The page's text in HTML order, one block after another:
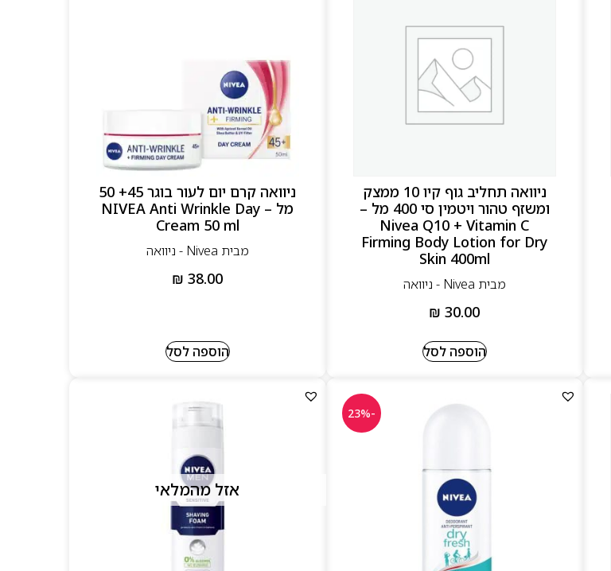
ניוואה תחליב גוף קיו 10 ממצק
ומשזף טהור ויטמין סי 400 מל –
Nivea Q10 + Vitamin C
Firming Body Lotion for Dry
Skin 400ml
מבית Nivea - ניוואה
₪ 30.00
הוספה לסל
ניוואה קרם יום לעור בוגר 45+ 50
מל – NIVEA Anti Wrinkle Day
Cream 50 ml
מבית Nivea - ניוואה
₪ 38.00
הוספה לסל
-23%
אזל מהמלאי